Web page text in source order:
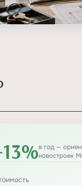
в год —
новостроек